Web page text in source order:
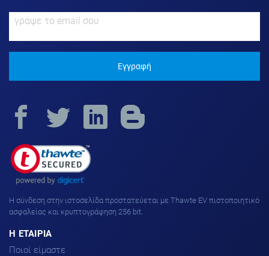
Εγγραφή
H σύνδεση στην ιστοσελίδα προστατεύεται με Thawte EV πιστοποιητικό
ασφαλείας και κρυπτογράφηση 256 bit.
H ΕΤΑΙΡΙΑ
Ποιοί είμαστε